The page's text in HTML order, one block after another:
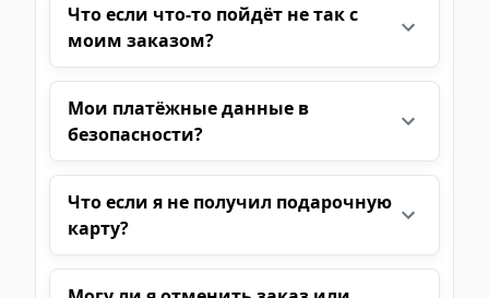
Что если что-то пойдёт не так с
моим заказом?
Мои платёжные данные в
безопасности?
Что если я не получил подарочную
карту?